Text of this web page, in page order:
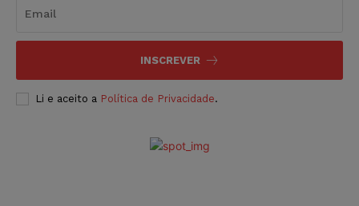
INSCREVER
Li e aceito a Política de Privacidade.